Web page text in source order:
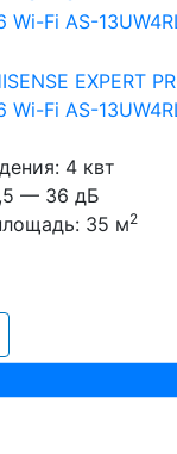
EXPERT
Wi-Fi AS-
4 квт
— 36 дБ
35 м2